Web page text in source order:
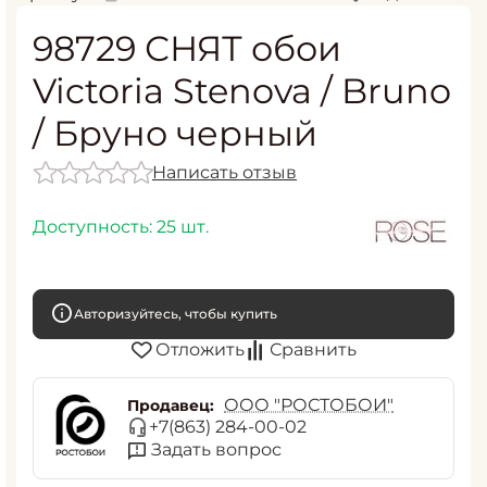
98729 СНЯТ обои
Victoria Stenova / Bruno
/ Бруно черный
Написать отзыв
Доступность: 25 шт.
Авторизуйтесь, чтобы купить
Отложить Сравнить
Продавец: ООО "РОСТОБОИ"
+7(863) 284-00-02
Задать вопрос